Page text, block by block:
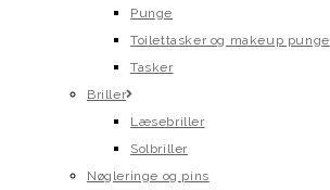
Punge
Toilettasker og makeup punge
Tasker
Briller
Læsebriller
Solbriller
Nøgleringe og pins